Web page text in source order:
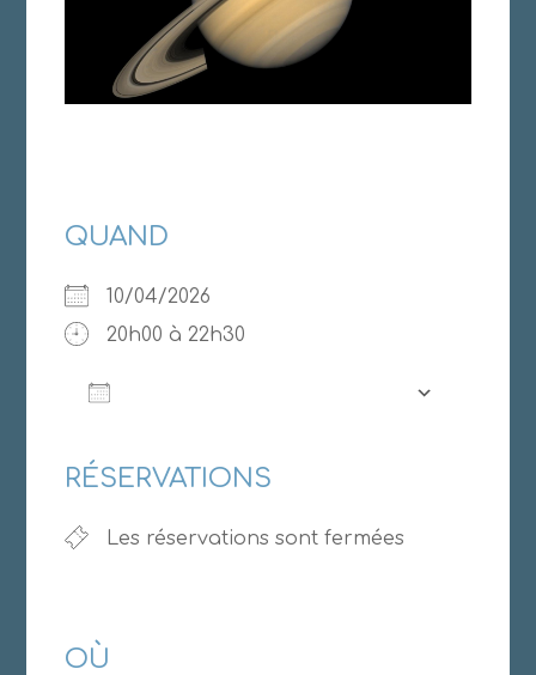
QUAND
10/04/2026
20h00 à 22h30
RÉSERVATIONS
Les réservations sont fermées
OÙ